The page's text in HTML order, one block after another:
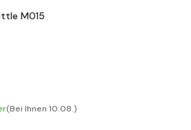
M015
(Bei Ihnen 10.08.)